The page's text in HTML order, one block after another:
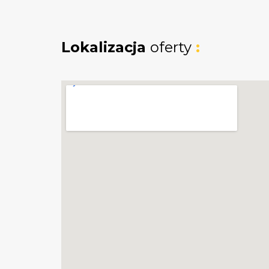
zagospodarowania przestrzennego z
rekreacyjnej.
Działki znajdują się w miejscowości
Lokalizacja oferty :